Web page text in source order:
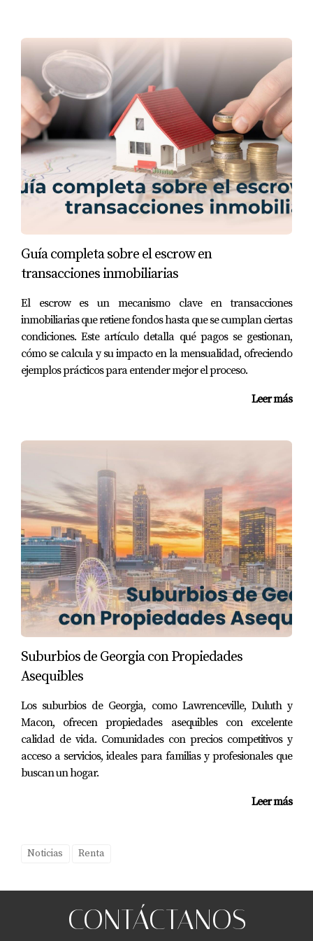
Guía completa sobre el escrow en
transacciones inmobiliarias
El escrow es un mecanismo clave en transacciones
inmobiliarias que retiene fondos hasta que se cumplan ciertas
condiciones. Este artículo detalla qué pagos se gestionan,
cómo se calcula y su impacto en la mensualidad, ofreciendo
ejemplos prácticos para entender mejor el proceso.
Leer más
Suburbios de Georgia con Propiedades
Asequibles
Los suburbios de Georgia, como Lawrenceville, Duluth y
Macon, ofrecen propiedades asequibles con excelente
calidad de vida. Comunidades con precios competitivos y
acceso a servicios, ideales para familias y profesionales que
buscan un hogar.
Leer más
Noticias Renta
CONTÁCTANOS